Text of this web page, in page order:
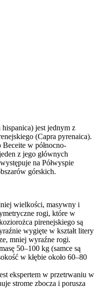
jest jednym z
(Capra pyrenaica).
w północno-
z jego głównych
na Półwyspie
górskich.
wielkości, masywny i
rogi, które w
pirenejskiego są
wygięte w kształt litery
mniej wyraźne rogi.
50–100 kg (samce są
w kłębie około 60–80
ekspertem w przetrwaniu w
strome zbocza i porusza